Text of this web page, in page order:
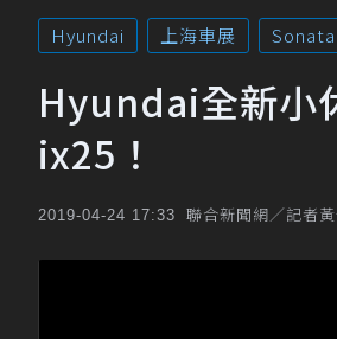
Hyundai 上海車展 Sonata
Hyundai全新小
ix25！
2019-04-24 17:33 聯合新聞網／記者